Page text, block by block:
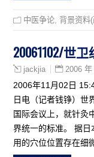
中医争论 背景资料
20061102/世
jackjia 2006
2006年11月02日
日电（记者钱铮）世
国际会议上，就针灸
界统一的标准。 据
用的穴位位置存在细